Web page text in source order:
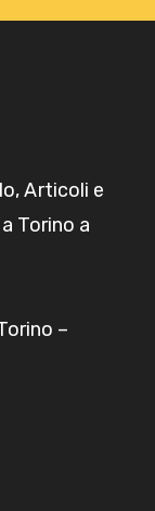
Articoli e
Torino a
–